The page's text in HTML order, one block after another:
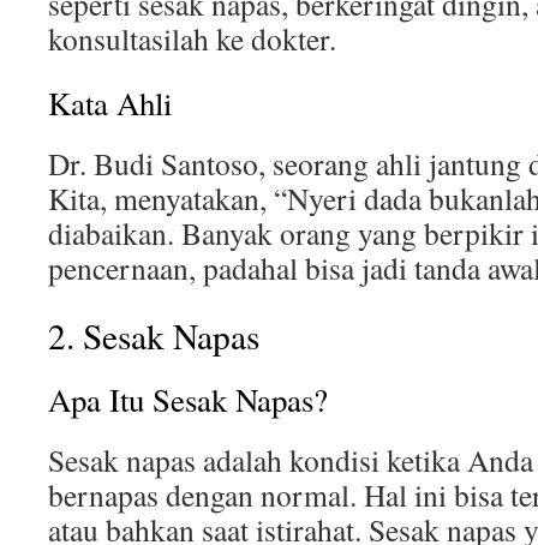
konsultasilah ke dokter.
Kata Ahli
Dr. Budi Santoso, seorang ahli jantung
Kita, menyatakan, “Nyeri dada
diabaikan. Banyak orang yang berpikir
pencernaan, padahal bisa jadi tanda
2. Sesak Napas
Apa Itu Sesak Napas?
Sesak napas adalah kondisi ketika
bernapas dengan normal. Hal ini bisa
atau bahkan saat istirahat. Sesak napas